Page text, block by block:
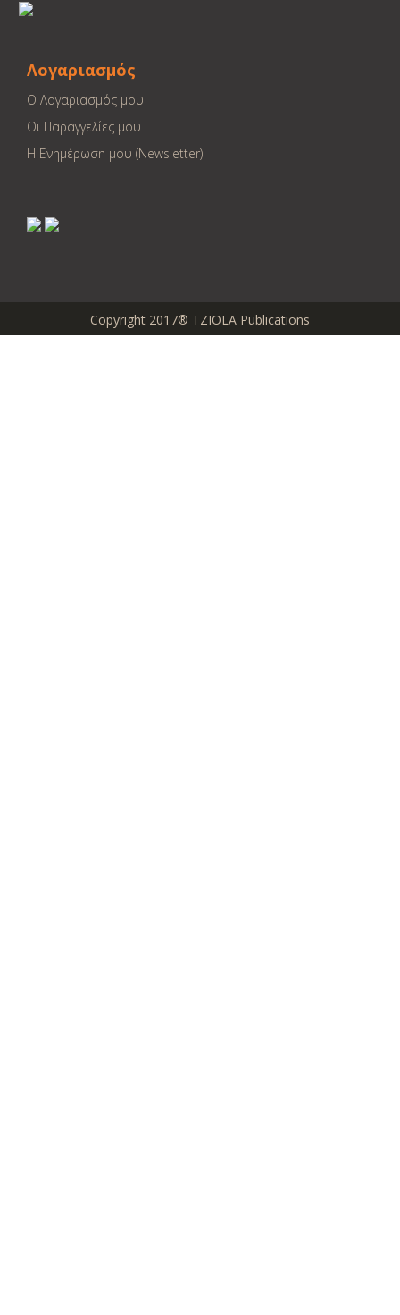
Λογαριασμός
Ο Λογαριασμός μου
Οι Παραγγελίες μου
Η Ενημέρωση μου (Newsletter)
Copyright 2017® TZIOLA Publications